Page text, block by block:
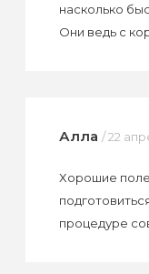
насколько
Они ведь с
Алла / 22
Хорошие
процедуре